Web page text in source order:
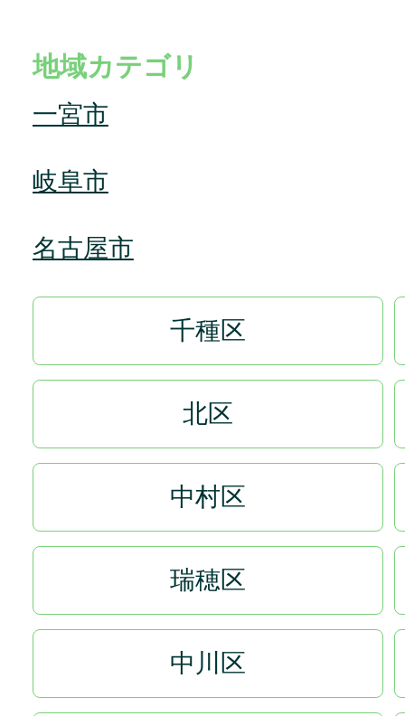
地域カテゴリ
一宮市
岐阜市
名古屋市
千種区
北区
中村区
瑞穂区
中川区